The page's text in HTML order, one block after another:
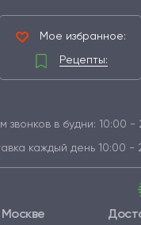
Мое избранное:
Рецепты:
звонков в будни: 10:00 -
каждый день 10:00 -